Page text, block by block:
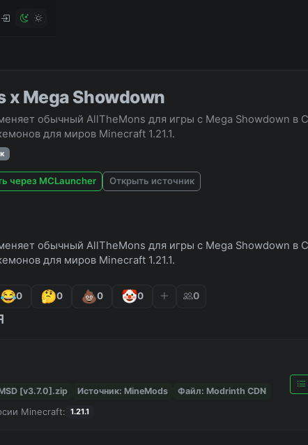
x Mega Showdown
обычный AllTheMons для игры с Mega Showdown в
для миров Minecraft 1.21.1.
через MCLauncher Открыть источник
обычный AllTheMons для игры с Mega Showdown в
для миров Minecraft 1.21.1.
0 0 0 0 0
[v3.7.0].zip Источник: MineMods Файл: Modrinth CDN
Minecraft: 1.21.1